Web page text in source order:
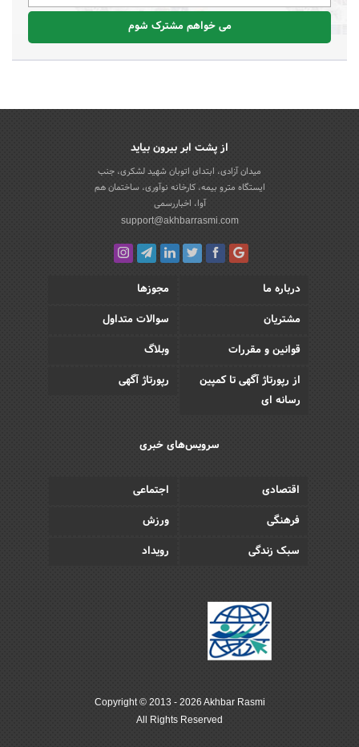
می خواهم مشترک شوم
از پشت ابر بیرون بیاید
میدان آزادی، ابتدای اتوبان شهید لشکری، جنب
ایستگاه مترو بیمه، کارخانه نوآوری، ساختمان هم
آوا، اخباررسمی
support@akhbarrasmi.com
درباره ما
مجوزها
مشتریان
سوالات متداول
قوانین و مقررات
وبلاگ
از رپورتاژ آگهی تا کمپین
رسانه ای
رپورتاژ آگهی
سرویس‌های خبری
اقتصادی
اجتماعی
فرهنگی
ورزش
سبک زندگی
رویداد
Copyright © 2013 - 2026 Akhbar Rasmi
All Rights Reserved